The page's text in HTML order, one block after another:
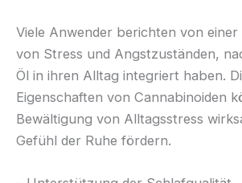
Viele Anwender berichten von
von Stress und Angstzuständen,
Öl in ihren Alltag integriert haben.
Eigenschaften von Cannabinoiden
Bewältigung von Alltagsstress
Gefühl der Ruhe fördern.